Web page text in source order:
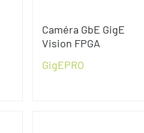
Caméra GbE GigE
Vision FPGA
GigEPRO